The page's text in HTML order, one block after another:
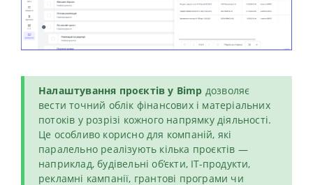
Налаштування проєктів у Bimp дозволяє
вести точний облік фінансових і матеріальних
потоків у розрізі кожного напрямку діяльності.
Це особливо корисно для компаній, які
паралельно реалізують кілька проєктів —
наприклад, будівельні об’єкти, ІТ-продукти,
рекламні кампанії, грантові програми чи